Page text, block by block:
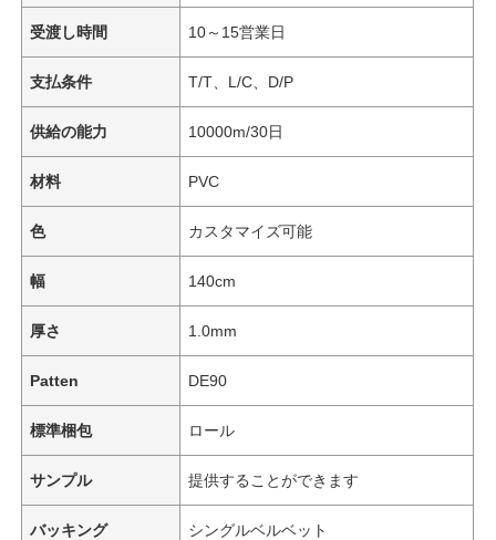
受渡し時間 10～15営業日
支払条件 T/T、L/C、D/P
供給の能力 10000m/30日
材料 PVC
色 カスタマイズ可能
幅 140cm
厚さ 1.0mm
Patten DE90
標準梱包 ロール
サンプル 提供することができます
バッキング シングルベルベット